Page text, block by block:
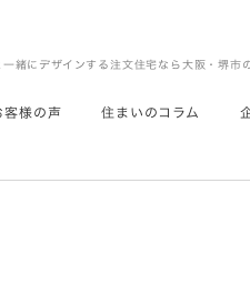
一緒にデザインする注文住宅なら大阪・堺市
客様の声 住まいのコラム